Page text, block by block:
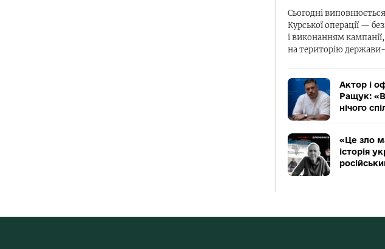
Сьогодні
Курської операції —
і виконанням кампанії,
на територію
Актор і
Ращук:
нічого
«Це зло
історія